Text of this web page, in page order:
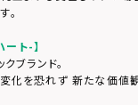
。
ト-】
ブランド。
化を恐れず 新たな価値